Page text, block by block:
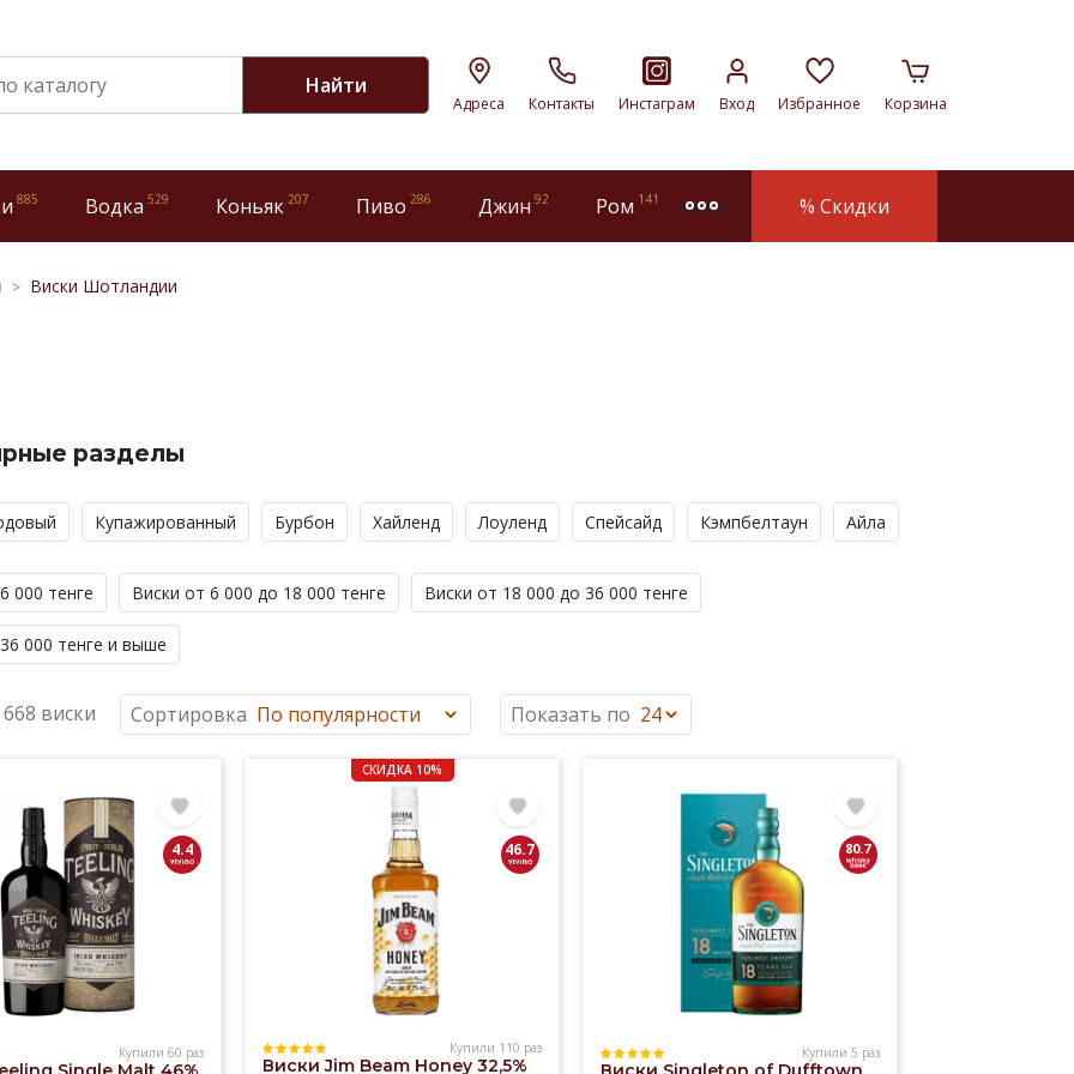
Найти
Адреса Контакты Инстаграм Вход Избранное Корзина
885 Водка 529 Коньяк 207 Пиво 286 Джин 92 Ром 141 more % Скидки
Виски Шотландии
разделы
Купажированный Бурбон Хайленд Лоуленд Спейсайд Кэмпбелтаун Айла
000 тенге Виски от 6 000 до 18 000 тенге Виски от 18 000 до 36 000 тенге
000 тенге и выше
виски Сортировка Показать по
4.4
Купили 60 раз
СКИДКА 10%
46.7
Купили 110 раз
Виски Jim Beam Honey 32,5%
80.7
Купили 5 раз